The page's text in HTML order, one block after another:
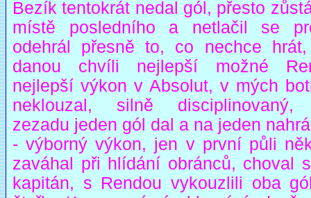
Bezík tentokrát nedal gól, přesto
místě posledního a netlačil se
odehrál přesně to, co nechce
danou chvíli nejlepší možné
nejlepší výkon v Absolut, v mých
neklouzal, silně disciplinovaný,
zezadu jeden gól dal a na jeden
- výborný výkon, jen v první půli
zaváhal při hlídání obránců, choval
kapitán, s Rendou vykouzlili oba